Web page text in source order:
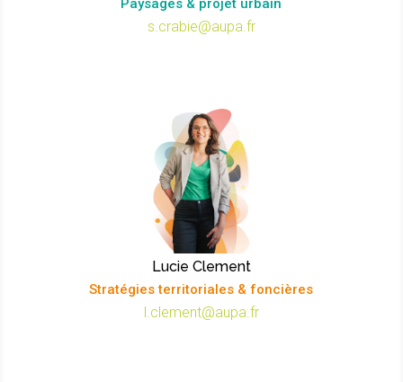
Paysages & projet urbain
s.crabie@aupa.fr
Lucie Clement
Stratégies territoriales & foncières
l.clement@aupa.fr